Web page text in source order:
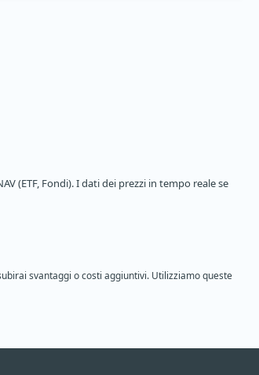
(ETF, Fondi). I dati dei prezzi in tempo reale se
svantaggi o costi aggiuntivi. Utilizziamo queste